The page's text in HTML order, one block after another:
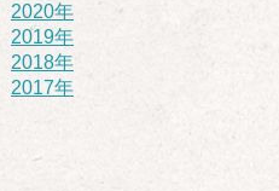
2020年
2019年
2018年
2017年